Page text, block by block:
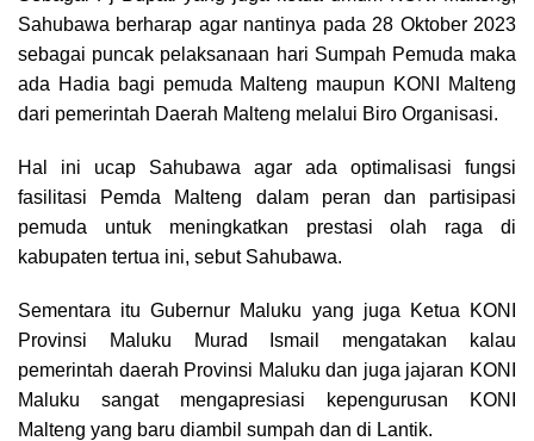
Sahubawa berharap agar nantinya pada 28 Oktober 2023
sebagai puncak pelaksanaan hari Sumpah Pemuda maka
ada Hadia bagi pemuda Malteng maupun KONI Malteng
dari pemerintah Daerah Malteng melalui Biro Organisasi.
Hal ini ucap Sahubawa agar ada optimalisasi fungsi
fasilitasi Pemda Malteng dalam peran dan partisipasi
pemuda untuk meningkatkan prestasi olah raga di
kabupaten tertua ini, sebut Sahubawa.
Sementara itu Gubernur Maluku yang juga Ketua KONI
Provinsi Maluku Murad Ismail mengatakan kalau
pemerintah daerah Provinsi Maluku dan juga jajaran KONI
Maluku sangat mengapresiasi kepengurusan KONI
Malteng yang baru diambil sumpah dan di Lantik.